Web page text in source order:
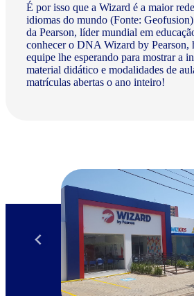
É por isso que a Wizard é a maior
idiomas do mundo (Fonte:
da Pearson, líder mundial em
conhecer o DNA Wizard by Pearson,
equipe lhe esperando para mostrar a
material didático e modalidades de
matrículas abertas o ano inteiro!